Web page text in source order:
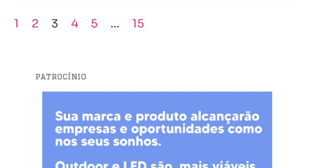
1 2 3 4 5 … 15
PATROCÍNIO